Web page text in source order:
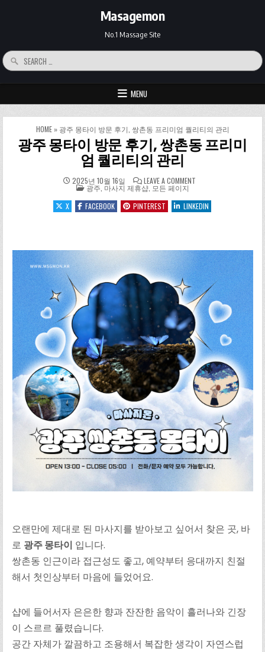
Masagemon
No.1 Massage Site
Search for:
MENU
HOME» 광주 몽타이 방문 후기, 쌍촌동 프리미엄 퀄리티의 관리
광주 몽타이 방문 후기, 쌍촌동 프리미
엄 퀄리티의 관리
2025년 10월 16일 LEAVE A COMMENT
POSTED IN
광주 마사지 제휴샵, 모든 페이지
X
FACEBOOK PINTEREST LINKEDIN
오랜만에 제대로 된 마사지를 받아보고 싶어서 찾은 곳, 바
로 광주 몽타이 입니다.
쌍촌동 인근이라 접근성도 좋고, 예약부터 응대까지 친절
해서 첫인상부터 마음에 들었어요.
샵에 들어서자 은은한 향과 잔잔한 음악이 흘러나와 긴장
이 스르르 풀렸습니다.
공간 자체가 깔끔하고 조용해서 복잡한 생각이 자연스럽